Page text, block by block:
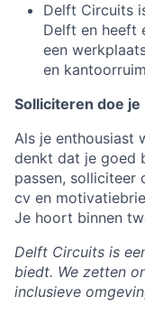
Delft Circuits
Delft en heeft
een
en
Solliciteren doe je
Als je enthousiast
denkt dat je goed
passen, solliciteer
cv en
Je hoort binnen
Delft Circuits is
biedt. We zetten
inclusieve